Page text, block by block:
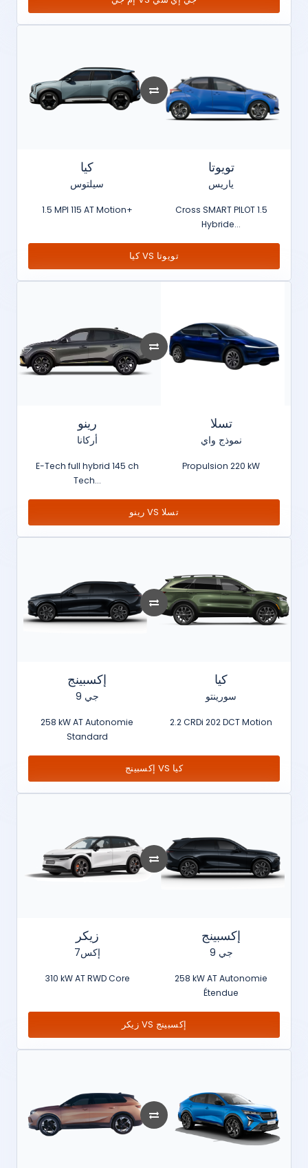
كيا
سيلتوس
1.5 MPI 115 AT Motion+
تويوتا
ياريس
Cross SMART PILOT 1.5
Hybride...
كيا VS تويوتا
رينو
أركانا
E-Tech full hybrid 145 ch
Tech...
تسلا
نموذج واي
Propulsion 220 kW
رينو VS تسلا
إكسبينج
جي 9
258 kW AT Autonomie
Standard
كيا
سورينتو
2.2 CRDi 202 DCT Motion
إكسبينج VS كيا
زيكر
7إكس
310 kW AT RWD Core
إكسبينج
جي 9
258 kW AT Autonomie
Étendue
زيكر VS إكسبينج